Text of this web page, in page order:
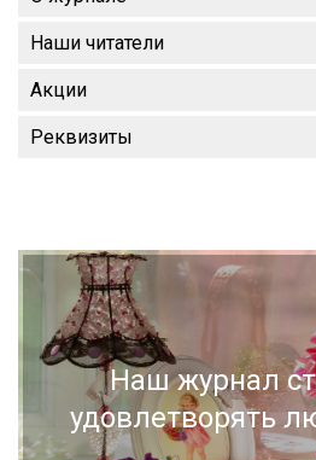
Наши читатели
Акции
Реквизиты
Наш журнал
удовлетворять